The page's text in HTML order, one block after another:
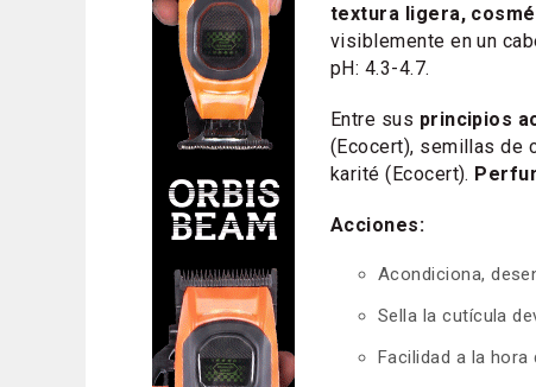
textura ligera,
visiblemente en un
pH: 4.3-4.7.
Entre sus principios
(Ecocert), semillas de
karité (Ecocert).
Acciones:
Acondiciona,
Sella la cutícula
Facilidad a la hora